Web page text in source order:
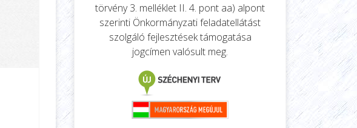
törvény 3. melléklet II. 4. pont aa) alpont
szerinti Önkormányzati feladatellátást
szolgáló fejlesztések támogatása
jogcímen valósult meg.